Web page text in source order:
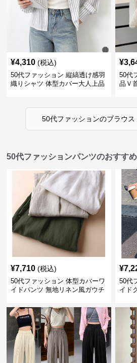
¥4,310 (税込)
50代ファッション 縦縞透け感羽
織りシャツ 体型カバー大人上品
¥
50代
品Ｖ
50代ファッションのブラウス
50代ファッションパンツのおすす
¥7,710 (税込)
50代ファッション 体型カバーワ
イドパンツ 無地リネン風ガウチ
¥
50代
イド